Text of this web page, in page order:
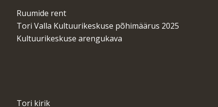
Ruumide rent
Tori Valla Kultuurikeskuse põhimäärus 2025
Kultuurikeskuse arengukava
Tori kirik